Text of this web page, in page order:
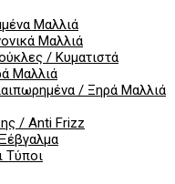
Μαλλιά
Μαλλιά
/ Κυματιστά
Μαλλιά
/ Ξηρά Μαλλιά
/ Anti Frizz
Τύποι